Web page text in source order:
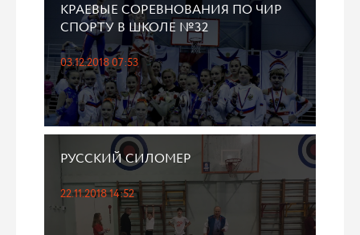
КРАЕВЫЕ СОРЕВНОВАНИЯ ПО ЧИР
СПОРТУ В ШКОЛЕ №32
03.12.2018 07:53
РУССКИЙ СИЛОМЕР
22.11.2018 14:52